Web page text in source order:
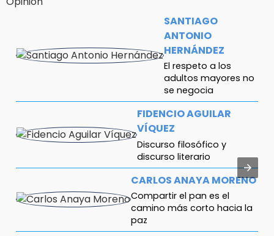
SANTIAGO
ANTONIO
HERNÁNDEZ
El respeto a los
adultos mayores no
se negocia
FIDENCIO AGUILAR
VÍQUEZ
Discurso filosófico y
discurso literario
CARLOS ANAYA MORENO
Compartir el pan es el
camino más corto hacia la
paz